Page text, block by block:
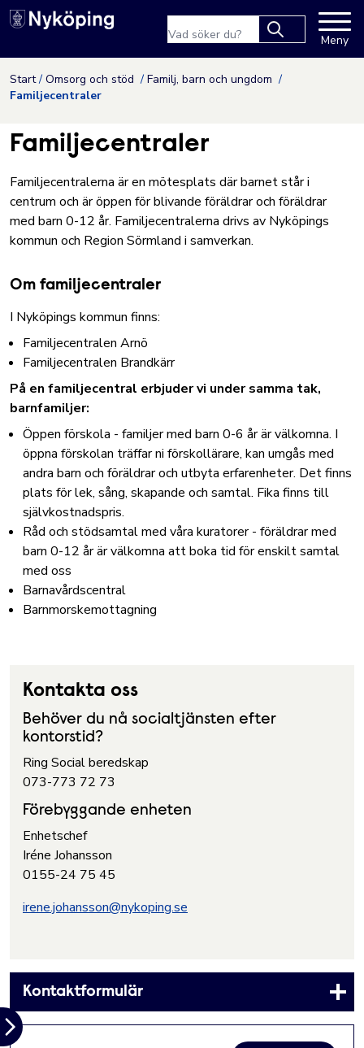
Hoppa till innehåll
Nyköpings kommuns
results.
Meny
Start Omsorg och stöd
Familj, barn och ungdom
Familjecentraler
Familjecentraler
Familjecentralerna är en mötesplats där barnet står i
centrum och är öppen för blivande föräldrar och föräldrar
med barn 0-12 år. Familjecentralerna drivs av Nyköpings
kommun och Region Sörmland i samverkan.
Om familjecentraler
I Nyköpings kommun finns:
Familjecentralen Arnö
Familjecentralen Brandkärr
På en familjecentral erbjuder vi under samma tak,
barnfamiljer:
Öppen förskola - familjer med barn 0-6 år är välkomna. I
öppna förskolan träffar ni förskollärare, kan umgås med
andra barn och föräldrar och utbyta erfarenheter. Det finns
plats för lek, sång, skapande och samtal. Fika finns till
självkostnadspris.
Råd och stödsamtal med våra kuratorer - föräldrar med
barn 0-12 år är välkomna att boka tid för enskilt samtal
med oss
Barnavårdscentral
Barnmorskemottagning
Kontakta oss
Behöver du nå socialtjänsten efter
kontorstid?
Ring Social beredskap
073-773 72 73
Förebyggande enheten
Enhetschef
Iréne Johansson
0155-24 75 45
irene.johansson@nykoping.se
Kontaktformulär